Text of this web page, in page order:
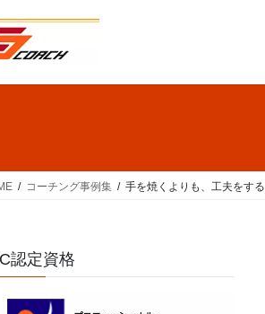
コーチング事例集 手を焼くよりも、工夫をする
認定資格